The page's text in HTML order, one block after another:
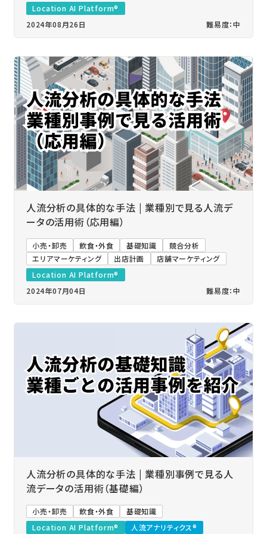
Location AI Platform®
2024年08月26日
難易度：中
人流分析の具体的な手法 | 業種別で見る人流デ
ータの活用術（応用編）
小売・卸売 飲食・外食 基礎知識
競合分析
エリアマーケティング
出店計画
店舗マーケティング
Location AI Platform®
2024年07月04日
難易度：中
人流分析の具体的な手法 | 業種別事例で見る人
流データの活用術（基礎編）
小売・卸売 飲食・外食
基礎知識
Location AI Platform®
人流アナリティクス®